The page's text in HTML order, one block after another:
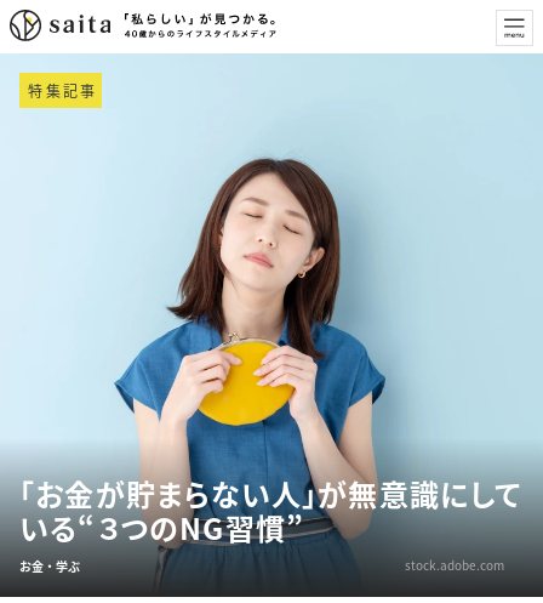
特集記事
「お金が貯まらない人」が無意識にして
いる“３つのNG習慣”
お金・学ぶ stock.adobe.com